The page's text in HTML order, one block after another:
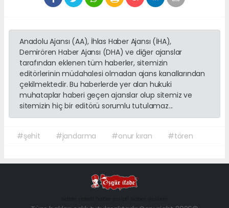
Anadolu Ajansı (AA), İhlas Haber Ajansı (İHA),
Demirören Haber Ajansı (DHA) ve diğer ajanslar
tarafından eklenen tüm haberler, sitemizin
editörlerinin müdahalesi olmadan ajans kanallarından
çekilmektedir. Bu haberlerde yer alan hukuki
muhataplar haberi geçen ajanslar olup sitemiz ve
sitemizin hiç bir editörü sorumlu tutulamaz...
#şehit #jandarma #onur kıran #tören